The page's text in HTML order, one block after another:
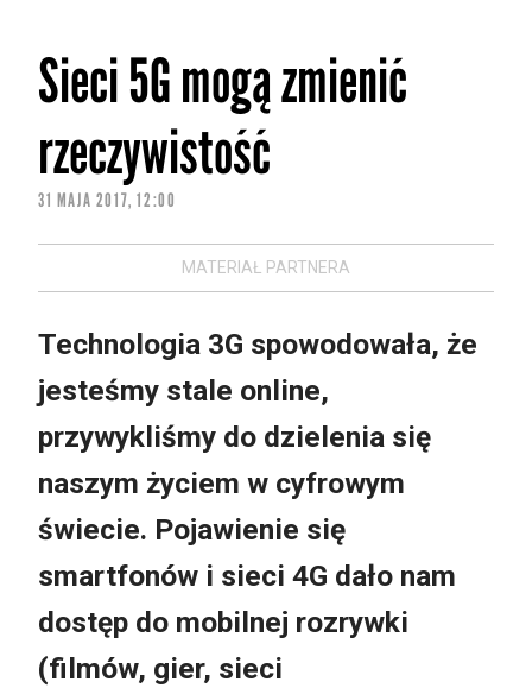
Sieci 5G mogą zmienić
rzeczywistość
31 MAJA 2017, 12:00
MATERIAŁ PARTNERA
Technologia 3G spowodowała, że
jesteśmy stale online,
przywykliśmy do dzielenia się
naszym życiem w cyfrowym
świecie. Pojawienie się
smartfonów i sieci 4G dało nam
dostęp do mobilnej rozrywki
(filmów, gier, sieci